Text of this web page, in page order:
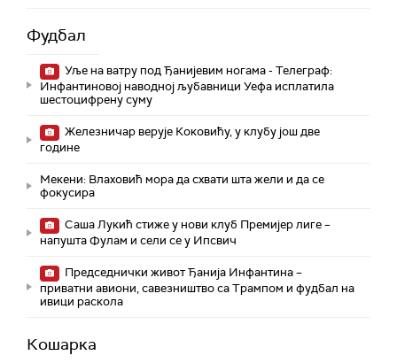
Фудбал
Уље на ватру под Ђанијевим ногама - Телеграф:
Инфантиновој наводној љубавници Уефа исплатила
шестоцифрену суму
Железничар верује Коковићу, у клубу још две
године
Мекени: Влаховић мора да схвати шта жели и да се
фокусира
Саша Лукић стиже у нови клуб Премијер лиге –
напушта Фулам и сели се у Ипсвич
Председнички живот Ђанија Инфантина –
приватни авиони, савезништво са Трампом и фудбал на
ивици раскола
Кошарка